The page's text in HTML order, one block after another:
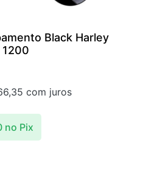
Black Harley
1200
com juros
no Pix